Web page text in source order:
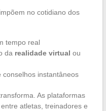
no cotidiano dos
tempo real
da realidade virtual ou
instantâneos
As plataformas
atletas, treinadores e